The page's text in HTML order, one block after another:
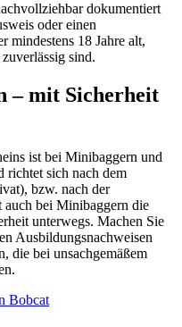
dokumentiert
oder einen
mindestens 18 Jahre alt,
sind.
– mit Sicherheit
ist bei Minibaggern und
richtet sich nach dem
bzw. nach der
bei Minibaggern die
unterwegs. Machen Sie
Ausbildungsnachweisen
die bei unsachgemäßem
Bobcat